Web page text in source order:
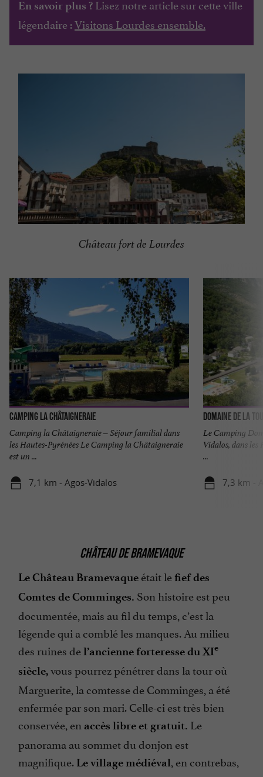
En savoir plus ? Lisez notre article sur cette ville
légendaire :Visitons Lourdes ensemble.
Château fort de Lourdes
Camping la Châtaigneraie
Camping la Châtaigneraie – Séjour familial dans
les Hautes-Pyrénées Le Camping la Châtaigneraie
est un ...
7,1 km - Agos-Vidalos
Domaine de la
Le Camping
Vidalos, dans
...
7,3 km -
CHÂTEAU DE BRAMEVAQUE
Le Château Bramevaque était le fief des
Comtes de Comminges. Son histoire est peu
documentée, mais au fil du temps, c’est la
légende qui a comblé les manques. Au milieu
des ruines del’ancienne forteresse du XIe
siècle,vous pourrez pénétrer dans la tour où
Marguerite, la comtesse de Comminges, a été
enfermée par son mari. Celle-ci est très bien
conservée, en accès libre et gratuit. Le
panorama au sommet du donjon est
magnifique. Le village médiéval, en contrebas,